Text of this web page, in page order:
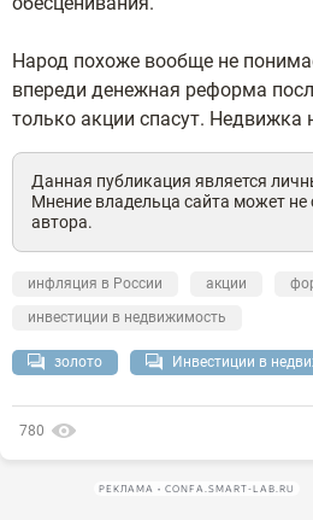
Народ похоже вообще не
впереди денежная реформа
только акции спасут. Недвижка
Данная публикация является
Мнение владельца сайта может не
автора.
инфляция в России акции
инвестиции в недвижимость
золото Инвестиции в
780
РЕКЛАМА • CONFA.SMART-LAB.RU